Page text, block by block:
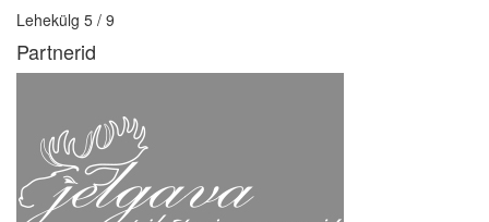
Lehekülg 5 / 9
Partnerid